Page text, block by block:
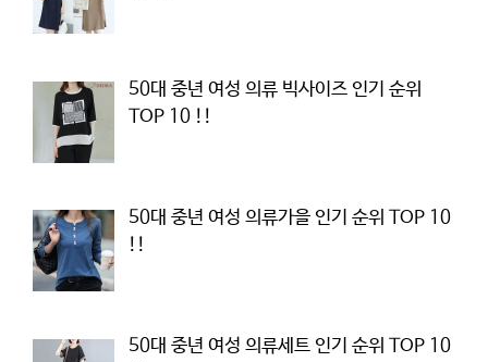
50대 중년 여성 의류 빅사이즈 인기 순위
TOP 10 !!
50대 중년 여성 의류가을 인기 순위 TOP 10
!!
50대 중년 여성 의류세트 인기 순위 TOP 10